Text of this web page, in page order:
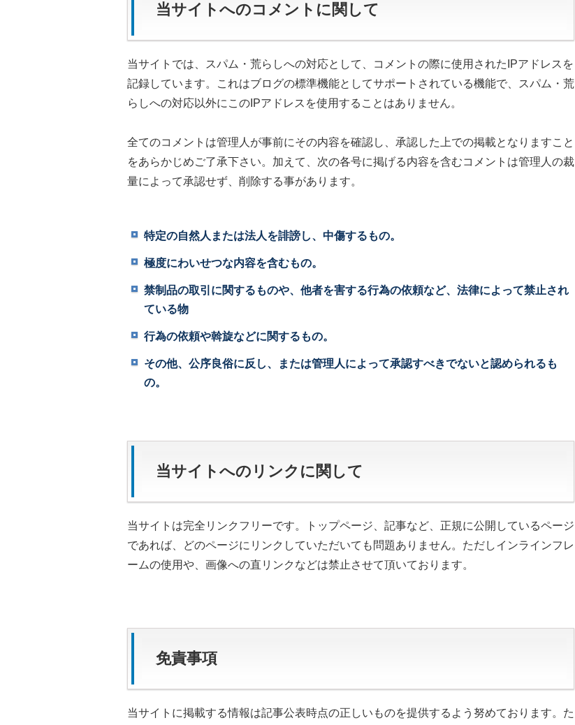
当サイトへのコメントに関して
当サイトでは、スパム・荒らしへの対応として、コメントの際に使用されたIPアドレスを
記録しています。これはブログの標準機能としてサポートされている機能で、スパム・荒
らしへの対応以外にこのIPアドレスを使用することはありません。
全てのコメントは管理人が事前にその内容を確認し、承認した上での掲載となりますこと
をあらかじめご了承下さい。加えて、次の各号に掲げる内容を含むコメントは管理人の裁
量によって承認せず、削除する事があります。
特定の自然人または法人を誹謗し、中傷するもの。
極度にわいせつな内容を含むもの。
禁制品の取引に関するものや、他者を害する行為の依頼など、法律によって禁止され
ている物
行為の依頼や斡旋などに関するもの。
その他、公序良俗に反し、または管理人によって承認すべきでないと認められるも
の。
当サイトへのリンクに関して
当サイトは完全リンクフリーです。トップページ、記事など、正規に公開しているページ
であれば、どのページにリンクしていただいても問題ありません。ただしインラインフレ
ームの使用や、画像への直リンクなどは禁止させて頂いております。
免責事項
当サイトに掲載する情報は記事公表時点の正しいものを提供するよう努めております。た